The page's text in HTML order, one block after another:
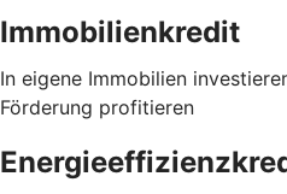
Immobilienkredit
In eigene Immobilien
Förderung profitieren